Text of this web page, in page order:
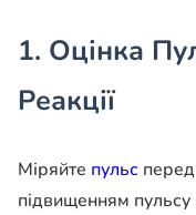
1. Оцінка
Реакції
Міряйте пульс
підвищенням пульсу